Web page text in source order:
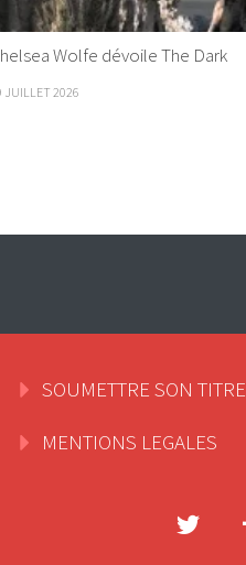
Wolfe dévoile The Dark
JUILLET 2026
SOUMETTRE SON TITRE
MENTIONS LEGALES